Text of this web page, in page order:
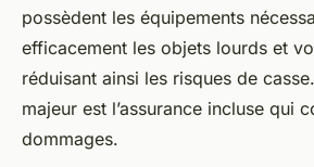
possèdent les équipements
efficacement les objets lourds et
réduisant ainsi les risques de
majeur est l’assurance incluse qui
dommages.